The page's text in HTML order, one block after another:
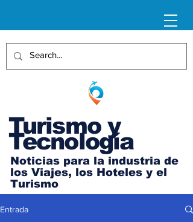
Turismo y
Tecnología
Noticias para la industria de
los Viajes, los Hoteles y el
Turismo
Entrada